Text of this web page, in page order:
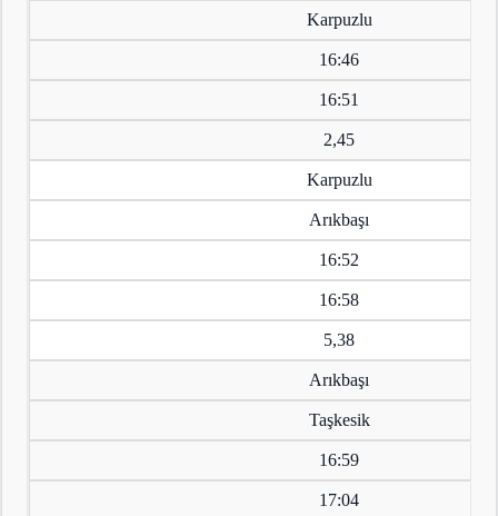
Karpuzlu
16:46
16:51
2,45
Karpuzlu
Arıkbaşı
16:52
16:58
5,38
Arıkbaşı
Taşkesik
16:59
17:04